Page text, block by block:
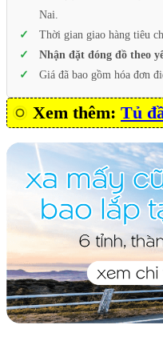
Nai.
Thời gian giao hàng tiêu
Nhận đặt đóng đồ theo
Giá đã bao gồm hóa đơn
Xem thêm: Tủ